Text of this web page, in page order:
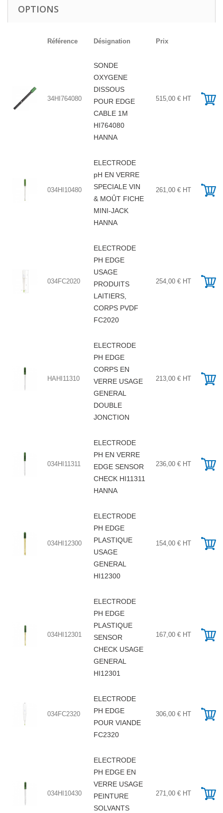
OPTIONS
Référence Désignation Prix
34HI764080
SONDE
OXYGENE
DISSOUS
POUR EDGE
CABLE 1M
HI764080
HANNA
515,00 € HT
034HI10480
ELECTRODE
pH EN VERRE
SPECIALE VIN
& MOÛT FICHE
MINI-JACK
HANNA
261,00 € HT
034FC2020
ELECTRODE
PH EDGE
USAGE
PRODUITS
LAITIERS,
CORPS PVDF
FC2020
254,00 € HT
HAHI11310
ELECTRODE
PH EDGE
CORPS EN
VERRE USAGE
GENERAL
DOUBLE
JONCTION
213,00 € HT
034HI11311
ELECTRODE
PH EN VERRE
EDGE SENSOR
CHECK HI11311
HANNA
236,00 € HT
034HI12300
ELECTRODE
PH EDGE
PLASTIQUE
USAGE
GENERAL
HI12300
154,00 € HT
034HI12301
ELECTRODE
PH EDGE
PLASTIQUE
SENSOR
CHECK USAGE
GENERAL
HI12301
167,00 € HT
034FC2320
ELECTRODE
PH EDGE
POUR VIANDE
FC2320
306,00 € HT
034HI10430
ELECTRODE
PH EDGE EN
VERRE USAGE
PEINTURE
SOLVANTS
271,00 € HT